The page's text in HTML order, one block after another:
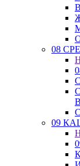
08
09